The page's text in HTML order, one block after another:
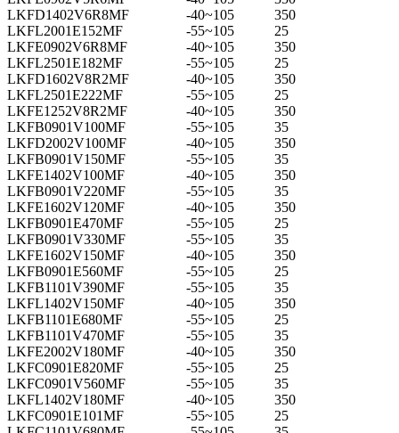
LKFD1402V6R8MF
-40~105
350
LKFL2001E152MF
-55~105
25
LKFE0902V6R8MF
-40~105
350
LKFL2501E182MF
-55~105
25
LKFD1602V8R2MF
-40~105
350
LKFL2501E222MF
-55~105
25
LKFE1252V8R2MF
-40~105
350
LKFB0901V100MF
-55~105
35
LKFD2002V100MF
-40~105
350
LKFB0901V150MF
-55~105
35
LKFE1402V100MF
-40~105
350
LKFB0901V220MF
-55~105
35
LKFE1602V120MF
-40~105
350
LKFB0901E470MF
-55~105
25
LKFB0901V330MF
-55~105
35
LKFE1602V150MF
-40~105
350
LKFB0901E560MF
-55~105
25
LKFB1101V390MF
-55~105
35
LKFL1402V150MF
-40~105
350
LKFB1101E680MF
-55~105
25
LKFB1101V470MF
-55~105
35
LKFE2002V180MF
-40~105
350
LKFC0901E820MF
-55~105
25
LKFC0901V560MF
-55~105
35
LKFL1402V180MF
-40~105
350
LKFC0901E101MF
-55~105
25